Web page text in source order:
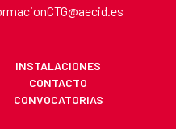
INSTALACIONES
CONTACTO
CONVOCATORIAS